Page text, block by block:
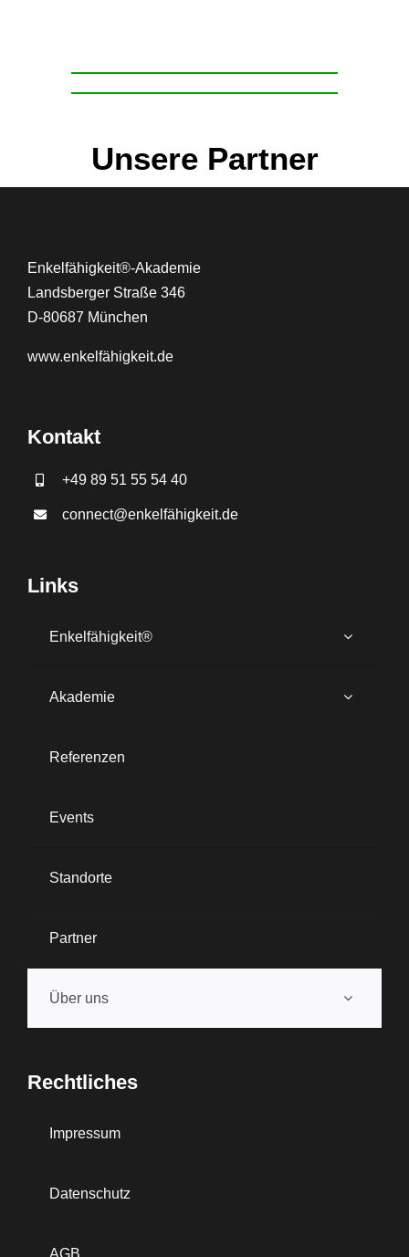
Unsere Partner
Enkelfähigkeit®-Akademie
Landsberger Straße 346
D-80687 München
www.enkelfähigkeit.de
Kontakt
+49 89 51 55 54 40
connect@enkelfähigkeit.de
Links
Enkelfähigkeit®
Akademie
Referenzen
Events
Standorte
Partner
Über uns
Rechtliches
Impressum
Datenschutz
AGB